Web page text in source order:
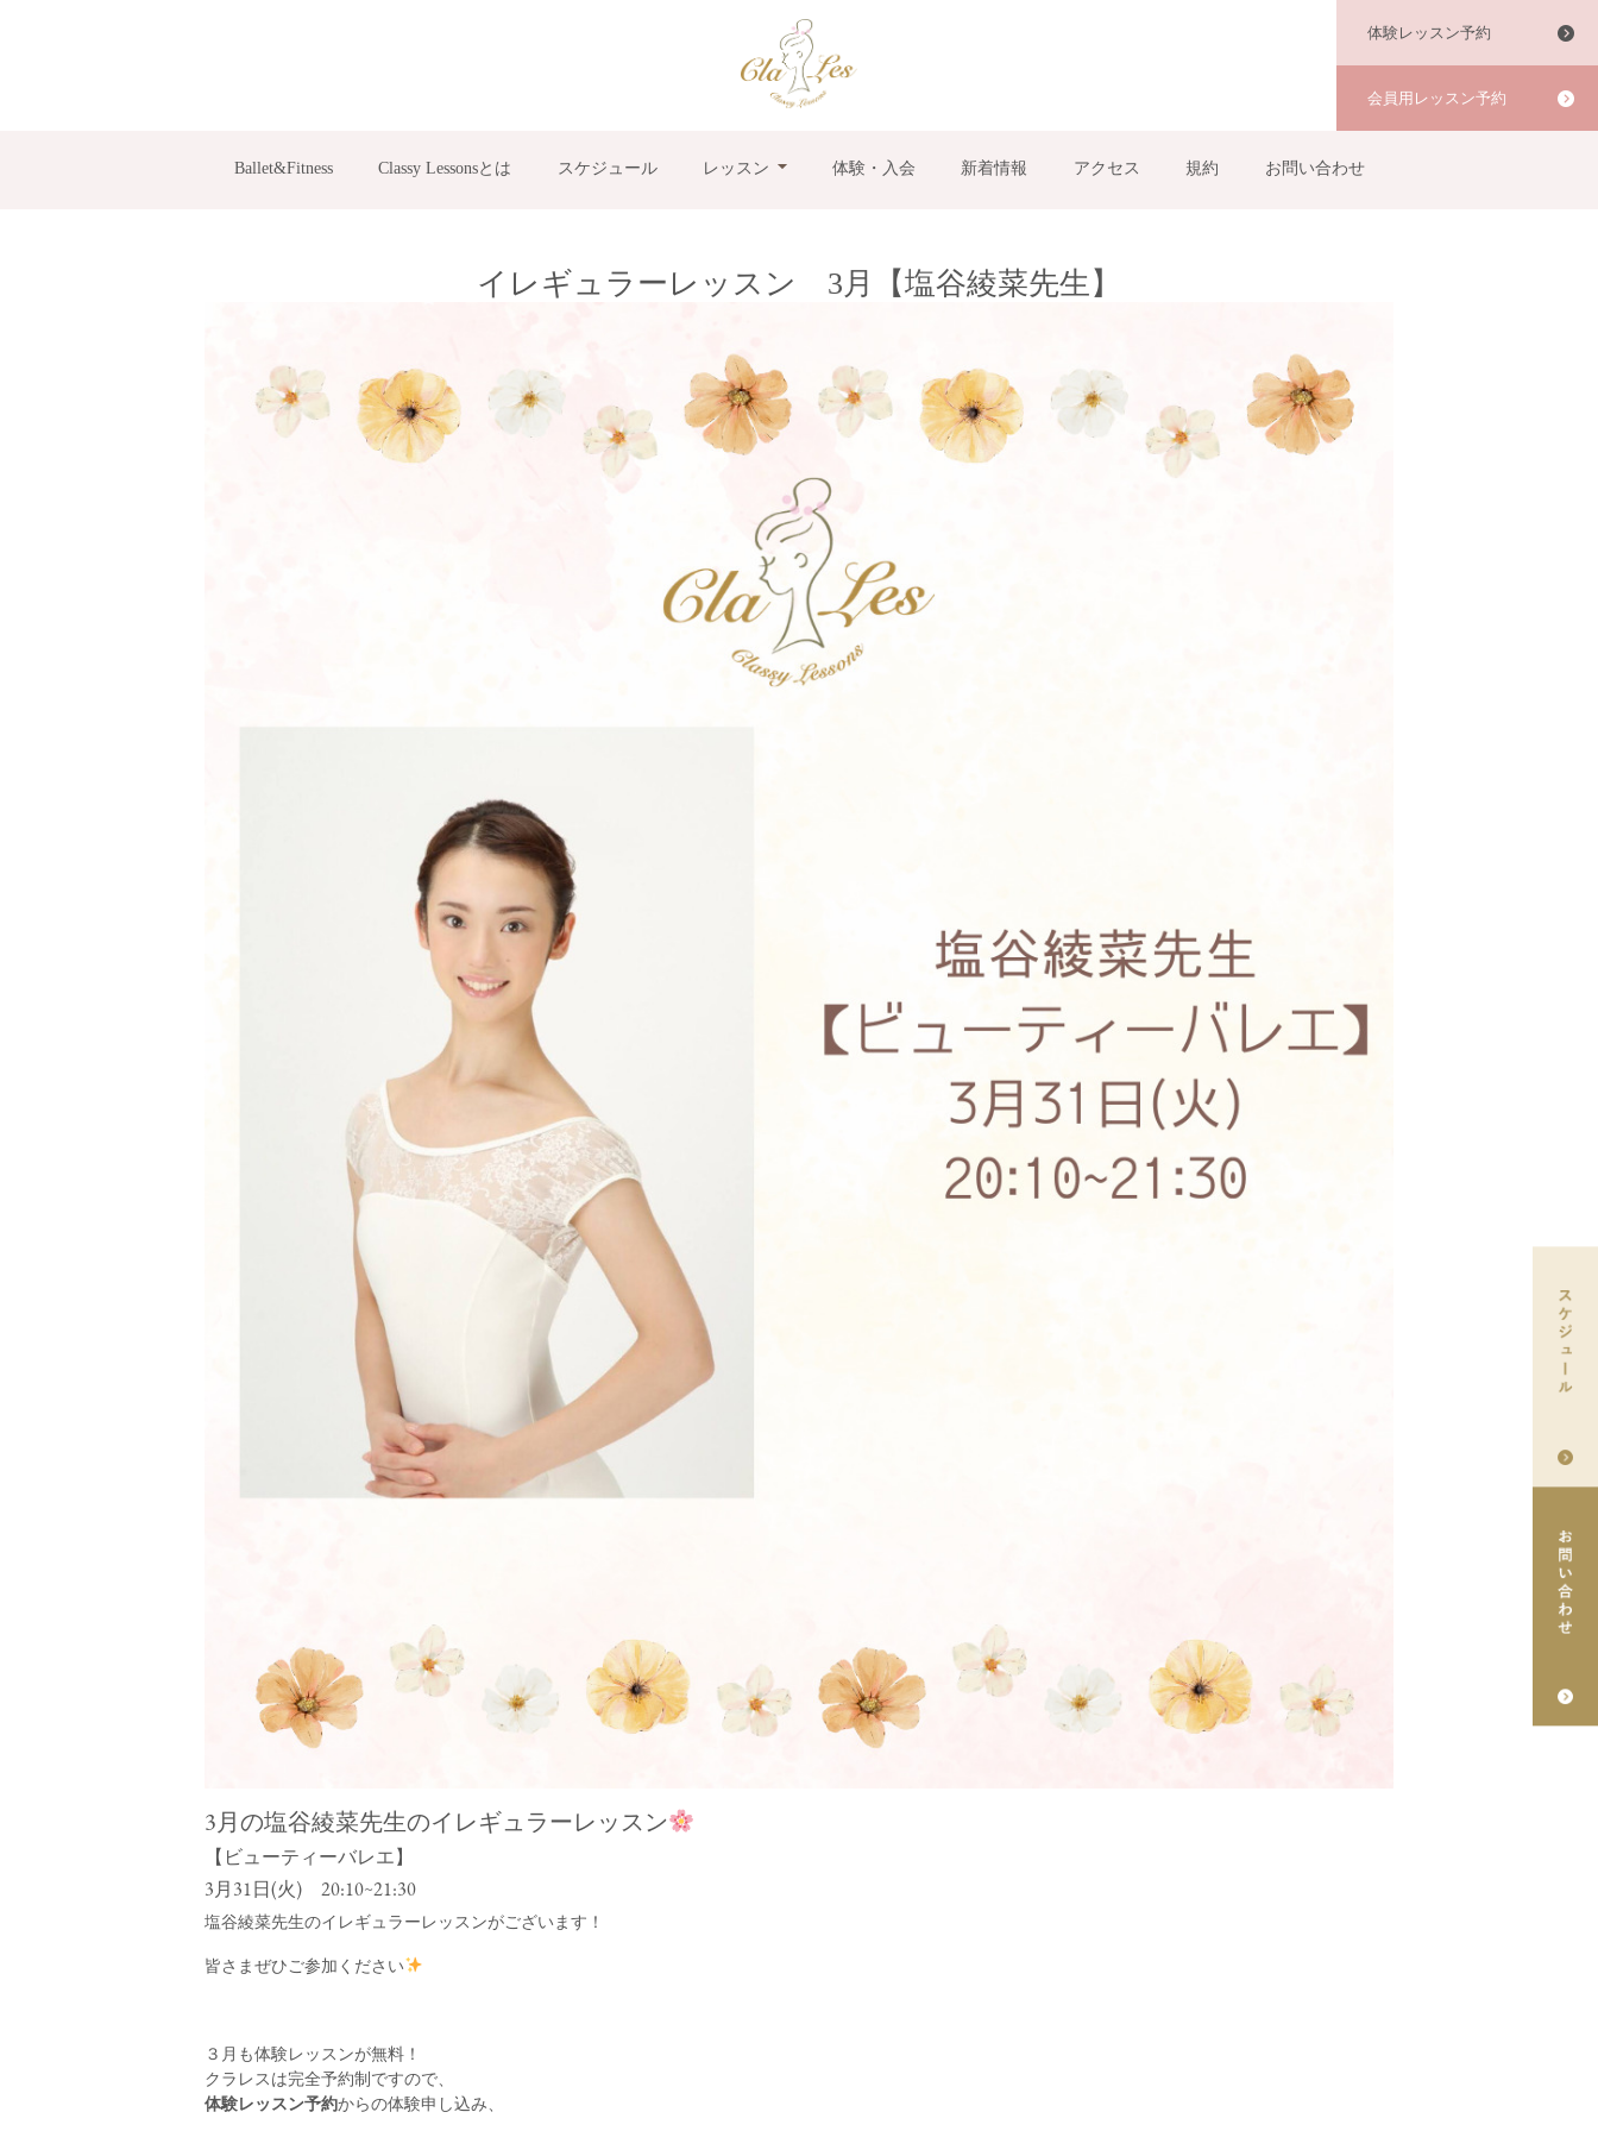
体験レッスン予約
会員用レッスン予約
Ballet&Fitness Classy Lessonsとは スケジュール レッスン 体験・入会 新着情報 アクセス 規約 お問い合わせ
イレギュラーレッスン 3月【塩谷綾菜先生】
3月の塩谷綾菜先生のイレギュラーレッスン
【ビューティーバレエ】
3月31日(火) 20:10~21:30
塩谷綾菜先生のイレギュラーレッスンがございます！
皆さまぜひご参加ください
３月も体験レッスンが無料！
クラレスは完全予約制ですので、
体験レッスン予約からの体験申し込み、